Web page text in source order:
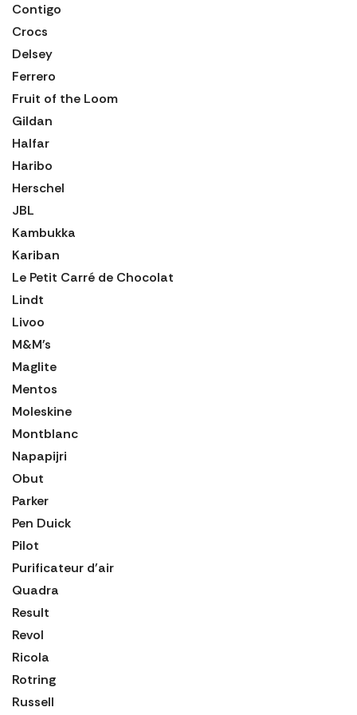
Contigo
Crocs
Delsey
Ferrero
Fruit of the Loom
Gildan
Halfar
Haribo
Herschel
JBL
Kambukka
Kariban
Le Petit Carré de Chocolat
Lindt
Livoo
M&M's
Maglite
Mentos
Moleskine
Montblanc
Napapijri
Obut
Parker
Pen Duick
Pilot
Purificateur d'air
Quadra
Result
Revol
Ricola
Rotring
Russell